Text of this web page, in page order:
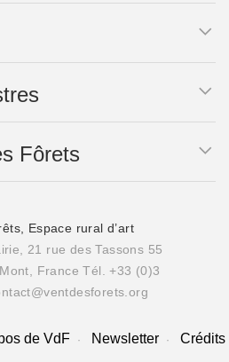
Fôrets
Espace rural d’art
21 rue des Tassons 55
France Tél. +33 (0)3
de VdF Newsletter Crédits